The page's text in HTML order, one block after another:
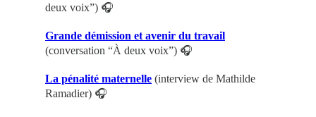
deux voix”) 🎧
Grande démission et avenir du travail
(conversation “À deux voix”) 🎧
La pénalité maternelle (interview de Mathilde
Ramadier) 🎧